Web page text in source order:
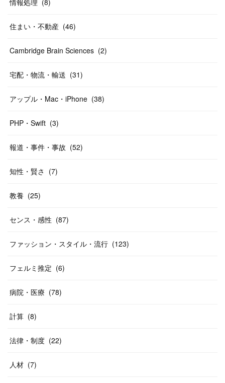
情報処理 (8)
住まい・不動産 (46)
Cambridge Brain Sciences (2)
宅配・物流・輸送 (31)
アップル・Mac・iPhone (38)
PHP・Swift (3)
報道・事件・事故 (52)
知性・賢さ (7)
教養 (25)
センス・感性 (87)
ファッション・スタイル・流行 (123)
フェルミ推定 (6)
病院・医療 (78)
計算 (8)
法律・制度 (22)
人材 (7)